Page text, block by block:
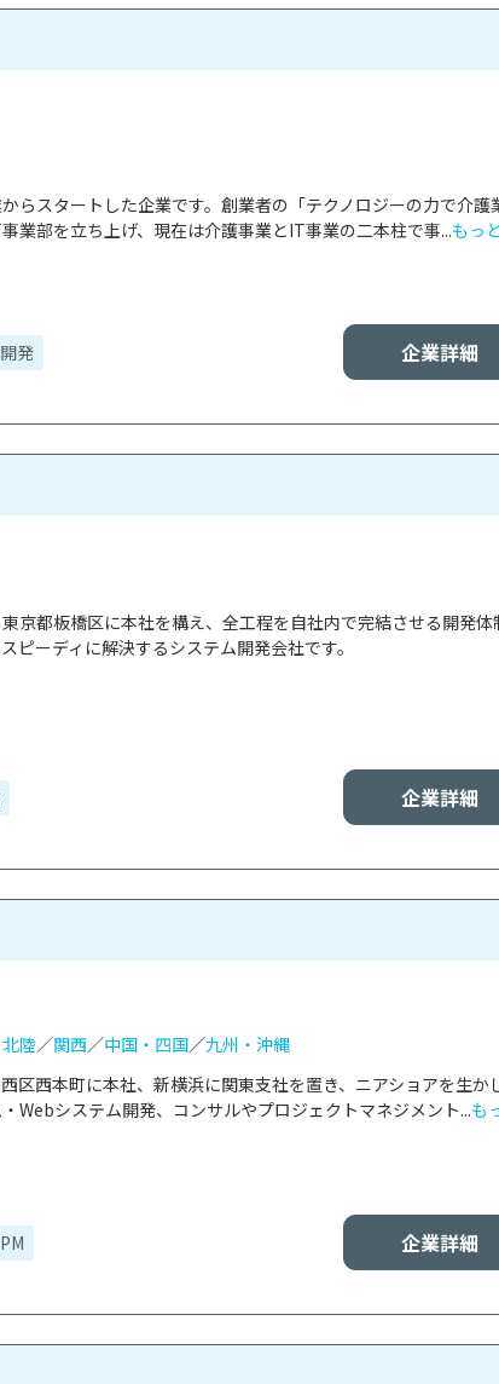
らスタートした企業です。創業者の「テクノロジーの力で介護
業部を立ち上げ、現在は介護事業とIT事業の二本柱で事...もっ
企業詳細
発
京都板橋区に本社を構え、全工程を自社内で完結させる開発体
ピーディに解決するシステム開発会社です。
企業詳細
区西本町に本社、新横浜に関東支社を置き、ニアショアを生か
Webシステム開発、コンサルやプロジェクトマネジメント...も
陸／関西／中国・四国／九州・沖縄
企業詳細